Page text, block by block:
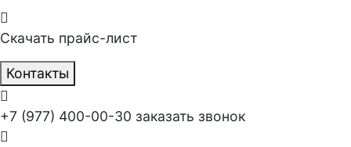
Скачать прайс-лист
Контакты
+7 (977) 400-00-30 заказать звонок